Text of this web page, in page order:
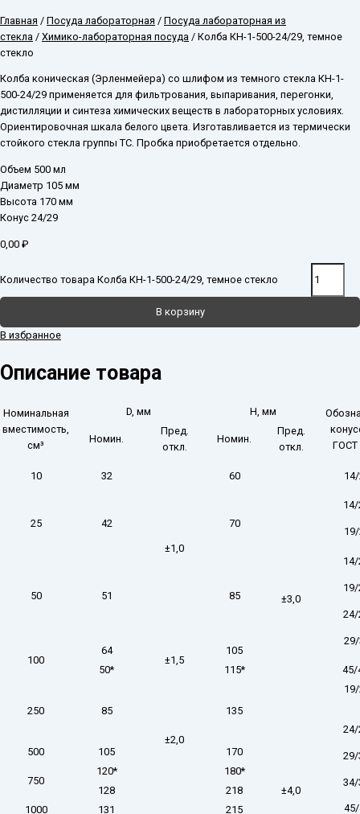
Главная / Посуда лабораторная / Посуда лабораторная из
стекла / Химико-лабораторная посуда / Колба КН-1-500-24/29, темное
стекло
Колба коническая (Эрленмейера) со шлифом из темного стекла КН-1-
500-24/29 применяется для фильтрования, выпаривания, перегонки,
дистилляции и синтеза химических веществ в лабораторных условиях.
Ориентировочная шкала белого цвета. Изготавливается из термически
стойкого стекла группы ТС. Пробка приобретается отдельно.
Объем 500 мл
Диаметр 105 мм
Высота 170 мм
Конус 24/29
0,00 ₽
Количество товара Колба КН-1-500-24/29, темное стекло
В корзину
В избранное
Описание товара
Номинальная
вместимость,
см³
D, мм H, мм
ГОСТ
Номин.
Пред.
откл.
Номин.
Пред.
откл.
10 32
±1,0
60
±3,0
25 42 70
14/
50 51 85
14/
19/
24/
100
64
±1,5
105
50*
115* 45/
250 85
±2,0
135
24/
29/
34/
500 105 170
±4,0
750
120*
180*
128
218
1000
131 215